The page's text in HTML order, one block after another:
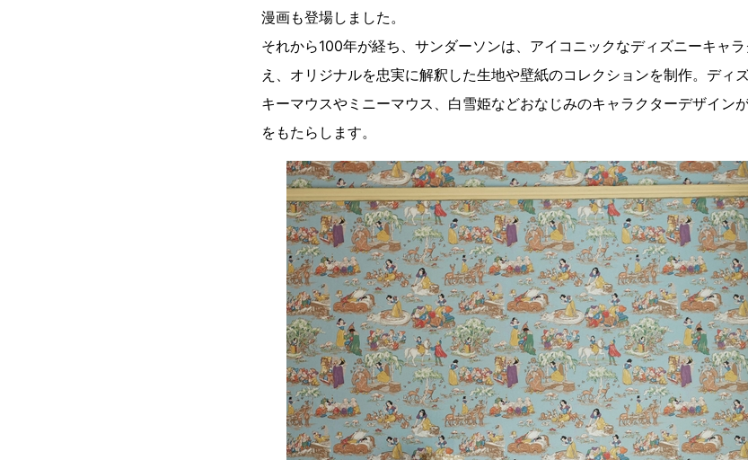
漫画も登場しました。
それから100年が経ち、サンダーソンは、アイコニックなディズニーキャ
え、オリジナルを忠実に解釈した生地や壁紙のコレクションを制作。ディ
キーマウスやミニーマウス、白雪姫などおなじみのキャラクターデザイン
をもたらします。